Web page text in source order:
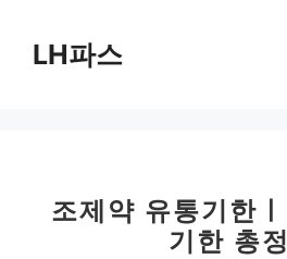
LH파스
조제약 유통기한
기한 총